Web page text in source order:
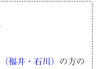
福井・石川） の方の